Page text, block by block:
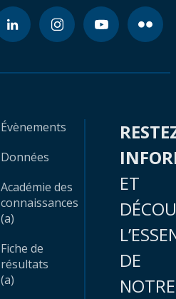
Évènements
Données
Académie des
connaissances
(a)
Fiche de
résultats
(a)
ET
DE
NOTRE